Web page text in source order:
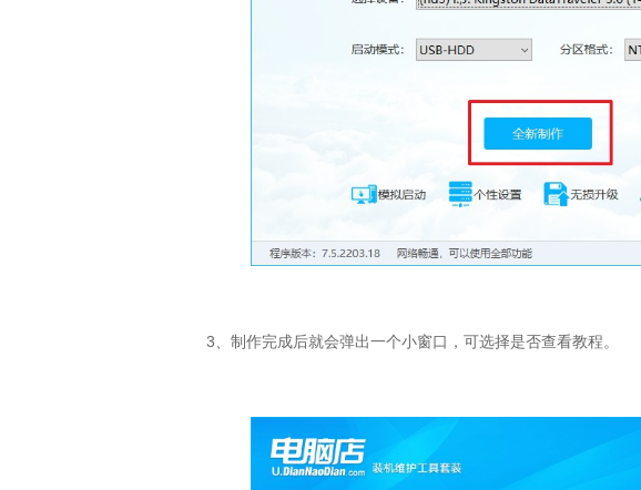
3、制作完成后就会弹出一个小窗口，可选择是否查看教程。